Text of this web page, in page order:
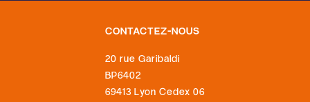
CONTACTEZ-NOUS
20 rue Garibaldi
BP6402
69413 Lyon Cedex 06